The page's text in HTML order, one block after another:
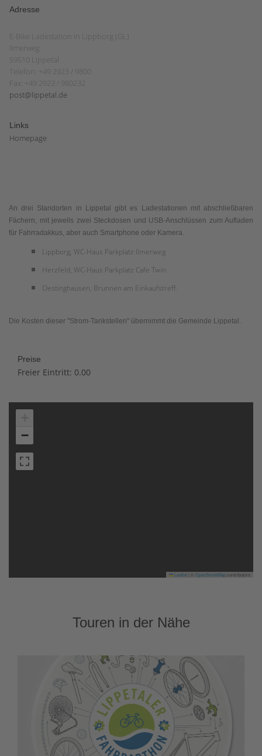
Adresse
E-Bike Ladestation in Lippborg (GL)
Ilmerweg
59510 Lippetal
Telefon: +49 2923 / 9800
Fax: +49 2923 / 980232
post@lippetal.de
Links
Homepage
An drei Standorten in Lippetal gibt es Ladestationen mit abschließbaren
Fächern, mit jeweils zwei Steckdosen und USB-Anschlüssen zum Aufladen
für Fahrradakkus, aber auch Smartphone oder Kamera.
Lippborg, WC-Haus Parkplatz Ilmerweg
Herzfeld, WC-Haus Parkplatz Cafe Twin
Oestinghausen, Brunnen am Einkaufstreff.
Die Kosten dieser "Strom-Tankstellen" übernimmt die Gemeinde Lippetal.
Preise
Freier Eintritt: 0.00
−
Leaflet OpenStreetMapcontributors
Touren in der Nähe